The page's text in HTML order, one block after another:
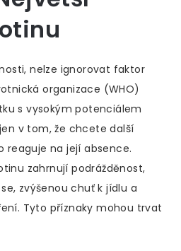
nelze ignorovat faktor
organizace (WHO)
s vysokým potenciálem
v tom, že chcete další
reaguje na její absence.
zahrnují podrážděnost,
zvýšenou chuť k jídlu a
Tyto příznaky mohou trvat